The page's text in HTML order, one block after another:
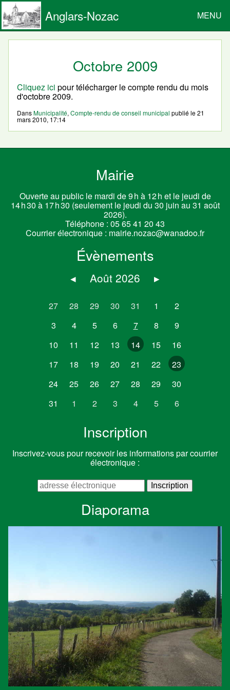
Anglars-Nozac MENU
Octobre 2009
Cliquez ici pour télécharger le compte rendu du mois
d'octobre 2009.
DansMunicipalité,Compte-rendu de conseil municipal publié le21
mars 2010, 17:14
Mairie
Ouverte au public le mardi de 9 h à 12 h et le jeudi de
14 h 30 à 17 h 30 (seulement le jeudi du 30 juin au 31 août
2026).
Téléphone : 05 65 41 20 43
Courrier électronique : mairie.nozac@wanadoo.fr
Évènements
◂ Août 2026 ▸
27 28 29 30 31 1
2
3
4 5 6 7 8
9
10
11 12 13 14 15
16
17
18 19 20 21 22
23
24
25 26 27 28 29
30
31
1 2 3 4 5 6
Inscription
Inscrivez-vous pour recevoir les informations par courrier
électronique :
Diaporama